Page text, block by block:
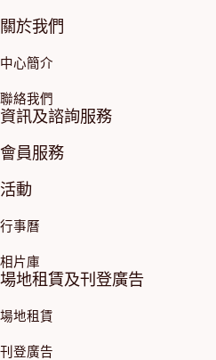
關於我們
中心簡介
聯絡我們
資訊及諮詢服務
會員服務
活動
行事曆
相片庫
場地租賃及刊登廣告
場地租賃
刊登廣告